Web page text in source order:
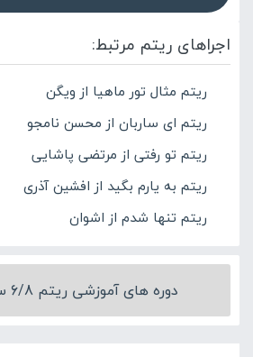
اجراهای ریتم مرتبط:
ریتم مثال تور ماهیا از ویگن
ریتم ای ساربان از محسن نامجو
ریتم تو رفتی از مرتضی پاشایی
ریتم به یارم بگید از افشین آذری
ریتم تنها شدم از اشوان
دوره های آموزشی ریتم 6/8 سنگین گیتار